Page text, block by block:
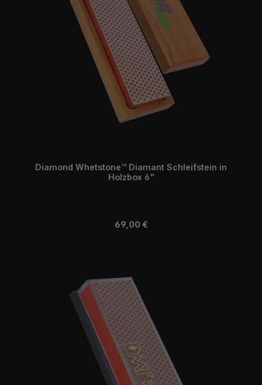
Diamond Whetstone™ Diamant Schleifstein in
Holzbox 6"
Regulärer Preis:
69,00 €